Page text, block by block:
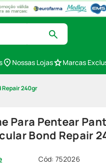
Nossas Lojas Marcas
240gr
Para Pentear
Bond Repair
Cód:752026